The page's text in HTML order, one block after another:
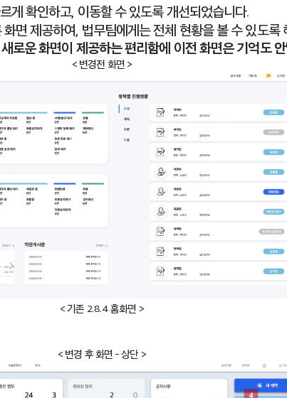
게 확인하고, 이동할 수 있도록 개선되었습니다.
면 제공하여, 법무팀에게는 전체 현황을 볼 수 있도록
로운 화면이 제공하는 편리함에 이전 화면은 기억도
< 변경전 화면 >
< 기존 2.8.4 홈화면 >
< 변경 후 화면 - 상단 >